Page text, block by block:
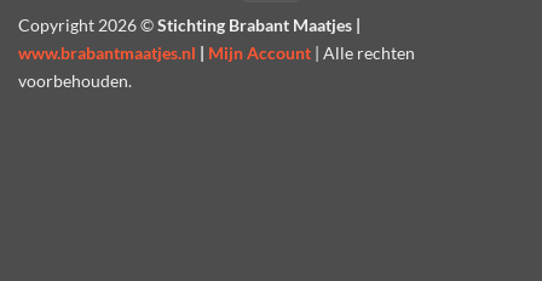
Copyright 2026 ©Stichting Brabant Maatjes |
www.brabantmaatjes.nl | Mijn Account | Alle rechten
voorbehouden.